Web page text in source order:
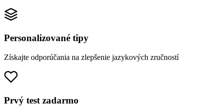
Personalizované tipy
Získajte odporúčania na zlepšenie jazykových zručností
Prvý test zadarmo